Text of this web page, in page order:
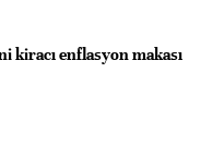
kiracı enflasyon makası